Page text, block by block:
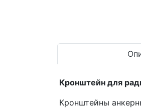
Кронштейн для
Кронштейны